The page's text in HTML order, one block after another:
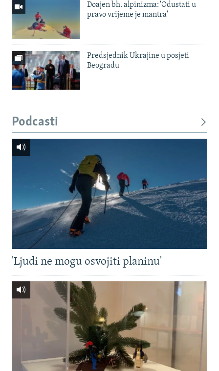
Doajen bh. alpinizma: 'Odustati u
pravo vrijeme je mantra'
Predsjednik Ukrajine u posjeti
Beogradu
Podcasti
'Ljudi ne mogu osvojiti planinu'